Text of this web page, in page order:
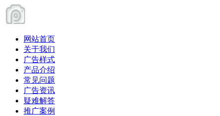
网站首页
关于我们
广告样式
产品介绍
常见问题
广告资讯
疑难解答
推广案例